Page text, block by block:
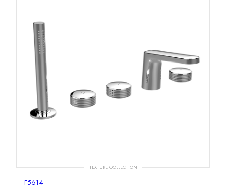
TEXTURE COLLECTION
F5614